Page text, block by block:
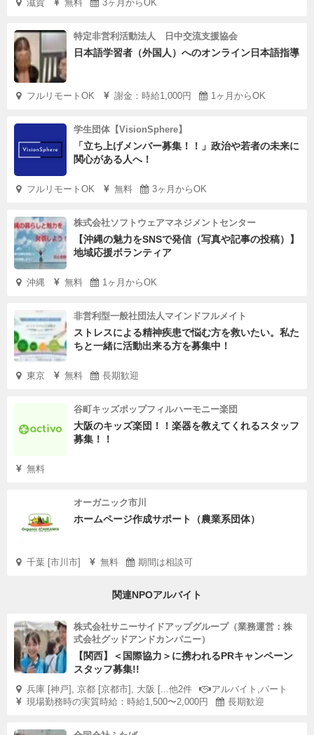
滋賀 無料 3ヶ月からOK
特定非営利活動法人 日中交流支援協会
日本語学習者（外国人）へのオンライン日本語指導
フルリモートOK 謝金：時給1,000円 1ヶ月からOK
学生団体【VisionSphere】
「立ち上げメンバー募集！！」政治や若者の未来に
関心がある人へ！
フルリモートOK 無料 3ヶ月からOK
株式会社ソフトウェアマネジメントセンター
【沖縄の魅力をSNSで発信（写真や記事の投稿）】
地域応援ボランティア
沖縄 無料 1ヶ月からOK
非営利型一般社団法人マインドフルメイト
ストレスによる精神疾患で悩む方を救いたい。私た
ちと一緒に活動出来る方を募集中！
東京 無料 長期歓迎
谷町キッズポップフィルハーモニー楽団
大阪のキッズ楽団！！楽器を教えてくれるスタッフ
募集！！
無料
オーガニック市川
ホームページ作成サポート（農業系団体）
千葉 [市川市] 無料 期間は相談可
関連NPOアルバイト
株式会社サニーサイドアップグループ（業務運営：株
式会社グッドアンドカンパニー）
【関西】＜国際協力＞に携われるPRキャンペーン
スタッフ募集!!
兵庫 [神戸], 京都 [京都市], 大阪 [...他2件
アルバイト,パート
現場勤務時の実質時給：時給1,500〜2,000円
長期歓迎